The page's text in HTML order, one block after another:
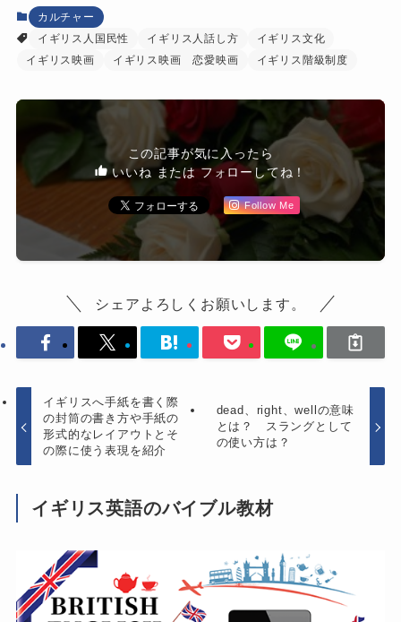
カルチャー
イギリス人国民性
イギリス人話し方
イギリス文化
イギリス映画
イギリス映画 恋愛映画 イギリス階級制度
この記事が気に入ったら
いいね または フォローしてね！
Follow Me
シェアよろしくお願いします。
イギリスへ手紙を書く際
の封筒の書き方や手紙の
形式的なレイアウトとそ
の際に使う表現を紹介
dead、right、wellの意味
とは？ スラングとして
の使い方は？
イギリス英語のバイブル教材